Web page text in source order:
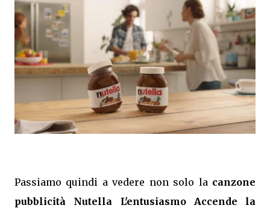
Passiamo quindi a vedere non solo la canzone
pubblicità Nutella L'entusiasmo Accende la